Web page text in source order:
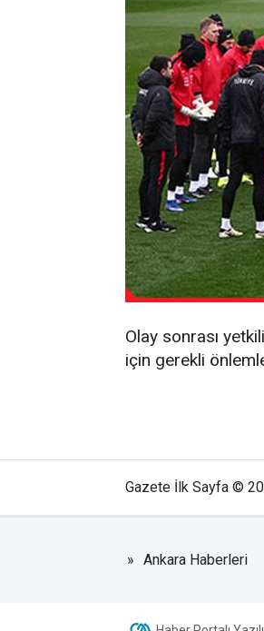
Olay sonrası
için gerekli
Gazete İlk Sayfa ©
Ankara Haberleri